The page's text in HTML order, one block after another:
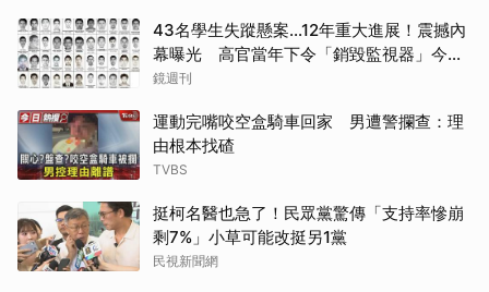
43名學生失蹤懸案...12年重大進展！震撼內
幕曝光 高官當年下令「銷毀監視器」今遭
逮
鏡週刊
運動完嘴咬空盒騎車回家 男遭警攔查：理
由根本找碴
TVBS
挺柯名醫也急了！民眾黨驚傳「支持率慘崩
剩7%」小草可能改挺另1黨
民視新聞網